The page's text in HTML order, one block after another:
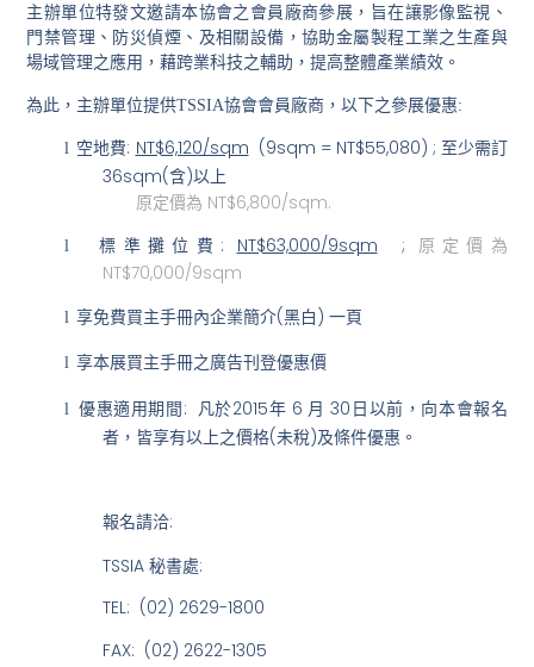
主辦單位特發文邀請本協會之會員廠商參展，旨在讓影像監視、
門禁管理、防災偵煙、及相關設備，協助金屬製程工業之生產與
場域管理之應用，藉跨業科技之輔助，提高整體產業績效。
為此，主辦單位提供TSSIA協會會員廠商，以下之參展優惠:
l 空地費: NT$6,120/sqm (9sqm = NT$55,080) ; 至少需訂
36sqm(含)以上
原定價為 NT$6,800/sqm.
l 標準攤位費 : NT$63,000/9sqm ; 原定價為
NT$70,000/9sqm
l 享免費買主手冊內企業簡介(黑白)一頁
l 享本展買主手冊之廣告刊登優惠價
l 優惠適用期間: 凡於2015年 6 月 30 日以前，向本會報名
者，皆享有以上之價格(未稅)及條件優惠。
報名請洽:
TSSIA秘書處:
TEL: (02) 2629-1800
FAX: (02) 2622-1305